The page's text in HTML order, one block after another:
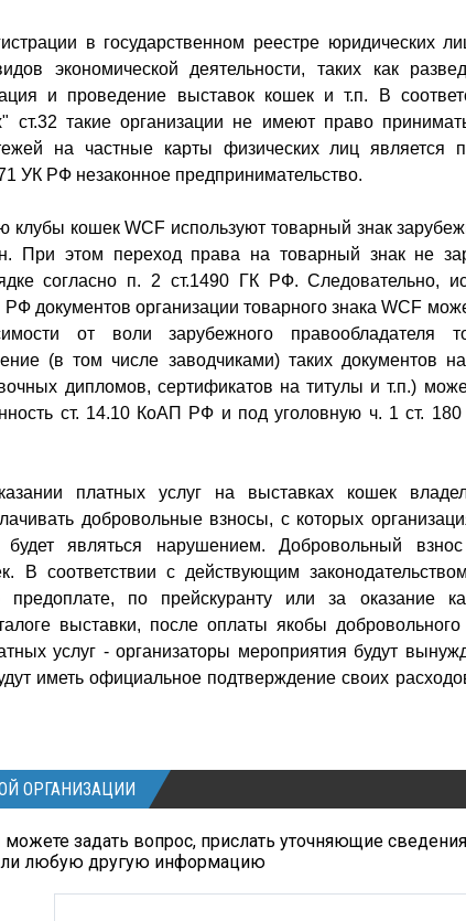
в государственном реестре юридических
экономической деятельности, таких как
и проведение выставок кошек и т.п. В
ст.32 такие организации не имеют право
на частные карты физических лиц является
УК РФ незаконное предпринимательство.
клубы кошек WCF используют товарный знак
При этом переход права на товарный знак не
согласно п. 2 ст.1490 ГК РФ. Следовательно,
документов организации товарного знака WCF
от воли зарубежного правообладателя
(в том числе заводчиками) таких документов
дипломов, сертификатов на титулы и т.п.)
ст. 14.10 КоАП РФ и под уголовную ч. 1 ст.
платных услуг на выставках кошек
добровольные взносы, с которых
будет являться нарушением. Добровольный
В соответствии с действующим
по прейскуранту или за оказание
выставки, после оплаты якобы
услуг - организаторы мероприятия будут
иметь официальное подтверждение своих
ОРГАНИЗАЦИИ
задать вопрос, прислать уточняющие
любую другую информацию